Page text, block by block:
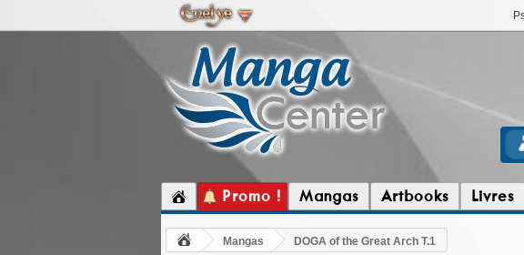
Promo ! Mangas Artbooks Livres
Mangas DOGA of the Great Arch T.1